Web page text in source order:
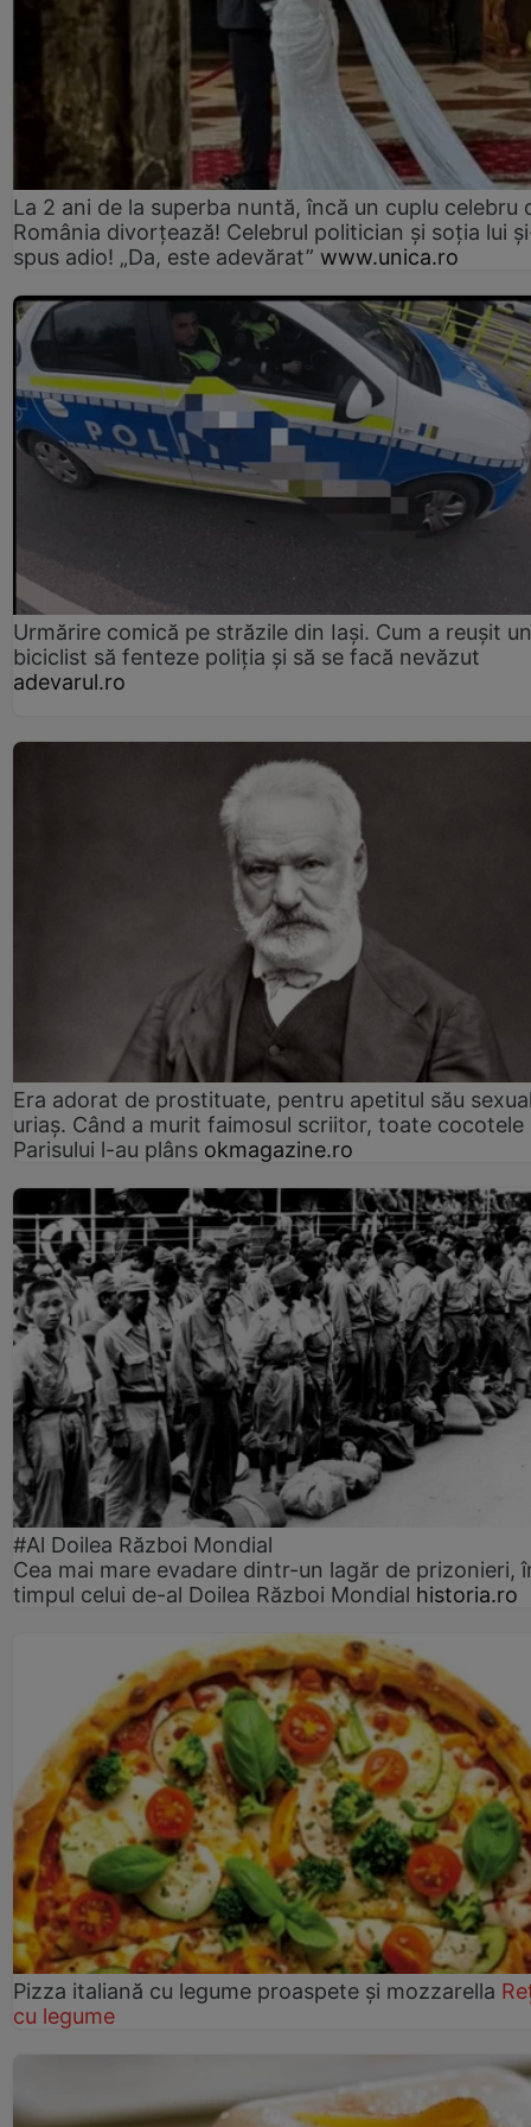
La 2 ani de la superba nuntă, încă un cuplu celebru
România divorțează! Celebrul politician și soția lui
spus adio! „Da, este adevărat” www.unica.ro
Urmărire comică pe străzile din Iași. Cum a reușit un
biciclist să fenteze poliția și să se facă nevăzut
adevarul.ro
Era adorat de prostituate, pentru apetitul său
uriaș. Când a murit faimosul scriitor, toate cocotele
Parisului l-au plâns okmagazine.ro
#Al Doilea Război Mondial
Cea mai mare evadare dintr-un lagăr de prizonieri,
timpul celui de-al Doilea Război Mondial historia.ro
Pizza italiană cu legume proaspete și mozzarella
cu legume